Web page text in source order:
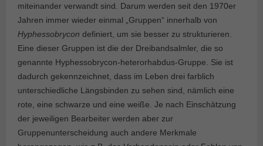
miteinander verwandt sind. Darum werden seit den 1970er
Jahren immer wieder einmal „Gruppen“ innerhalb von
Hyphessobrycon definiert, um sie besser zu strukturieren.
Eine dieser Gruppen ist die der Dreibandsalmler, die so
genannte Hyphessobrycon-heterorhabdus-Gruppe. Sie ist
dadurch gekennzeichnet, dass im Leben drei farblich
unterschiedliche Längsbinden zu sehen sind, nämlich eine
rote, eine schwarze und eine weiße. Je nach Einschätzung
der jeweiligen Bearbeiter werden aber zur
Gruppenunterscheidung auch andere Merkmale